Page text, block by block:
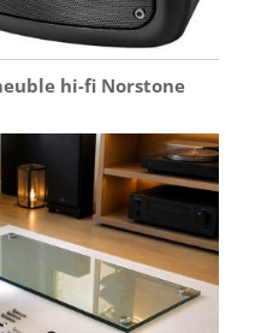
hi-fi Norstone